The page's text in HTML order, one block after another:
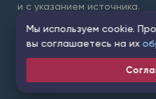
и с указанием источника.
Для защиты форм на сайте
SmartCaptcha. Применяются
Мы используем cookie.
вы соглашаетесь на их